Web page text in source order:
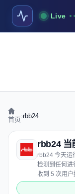
Live
首页 rbb24
rbb24 当
rbb24 今天运
检测到任何进
收到 5 次用户